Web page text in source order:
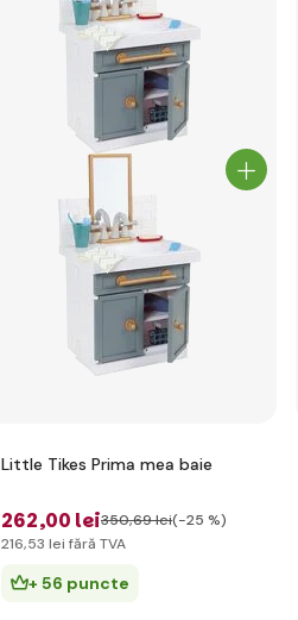
Little Tikes Prima mea baie
262,00 lei350,69 lei(-25 %)
216,53 lei fără TVA
+ 56 puncte